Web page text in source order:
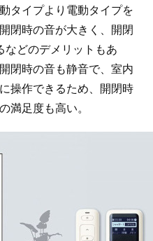
タイプより電動タイプを
閉時の音が大きく、開閉
などのデメリットもあ
閉時の音も静音で、室内
操作できるため、開閉時
満足度も高い。